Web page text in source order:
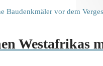
Westafrikas